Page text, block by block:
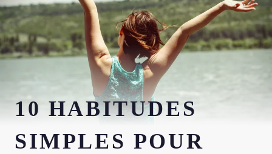
10 HABITUDES
SIMPLES POUR